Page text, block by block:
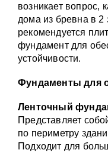
возникает вопрос,
дома из бревна в
рекомендуется
фундамент для
устойчивости.
Фундаменты для
Ленточный
Представляет
по периметру
Подходит для